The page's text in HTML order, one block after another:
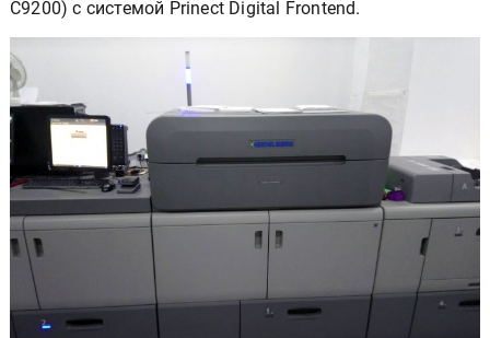
C9200) с системой Prinect Digital Frontend.